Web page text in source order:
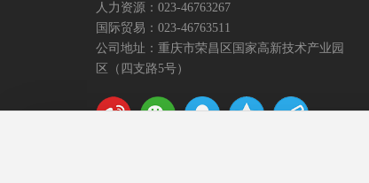
人力资源： 023-46763267
国际贸易： 023-46763511
公司地址：重庆市荣昌区国家高新技术产业园
区（四支路5号）